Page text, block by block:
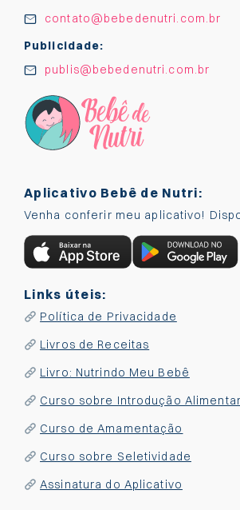
contato@bebedenutri.com.br
Publicidade:
publis@bebedenutri.com.br
Aplicativo Bebê de Nutri:
Venha conferir meu aplicativo!
Links úteis:
Política de Privacidade
Livros de Receitas
Livro: Nutrindo Meu Bebê
Curso sobre Introdução Alimentar
Curso de Amamentação
Curso sobre Seletividade
Assinatura do Aplicativo